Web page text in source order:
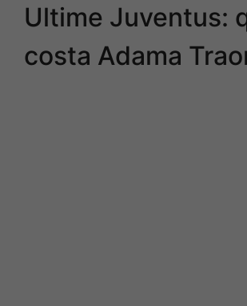
Ultime Juventus:
costa Adama